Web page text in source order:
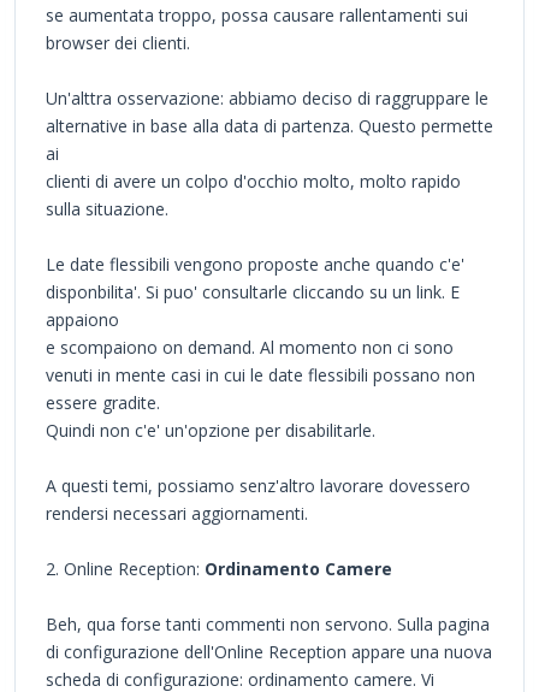
se aumentata troppo, possa causare rallentamenti sui
browser dei clienti.
Un'alttra osservazione: abbiamo deciso di raggruppare le
alternative in base alla data di partenza. Questo permette
ai
clienti di avere un colpo d'occhio molto, molto rapido
sulla situazione.
Le date flessibili vengono proposte anche quando c'e'
disponbilita'. Si puo' consultarle cliccando su un link. E
appaiono
e scompaiono on demand. Al momento non ci sono
venuti in mente casi in cui le date flessibili possano non
essere gradite.
Quindi non c'e' un'opzione per disabilitarle.
A questi temi, possiamo senz'altro lavorare dovessero
rendersi necessari aggiornamenti.
2. Online Reception: Ordinamento Camere
Beh, qua forse tanti commenti non servono. Sulla pagina
di configurazione dell'Online Reception appare una nuova
scheda di configurazione: ordinamento camere. Vi